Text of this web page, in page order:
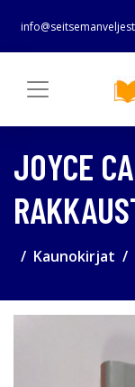
JOYCE
Kaunokirjat